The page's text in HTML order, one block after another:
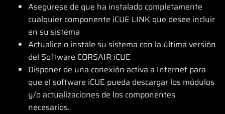
Asegúrese de que ha instalado completamente
cualquier componente iCUE LINK que desee incluir
en su sistema
Actualice o instale su sistema con la última versión
del Software CORSAIR iCUE
Disponer de una conexión activa a Internet para
que el software iCUE pueda descargar los módulos
y/o actualizaciones de los componentes
necesarios.